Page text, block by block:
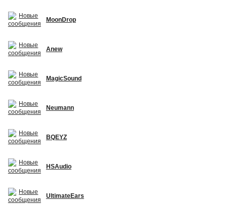
MoonDrop
Anew
MagicSound
Neumann
BQEYZ
HSAudio
UltimateEars